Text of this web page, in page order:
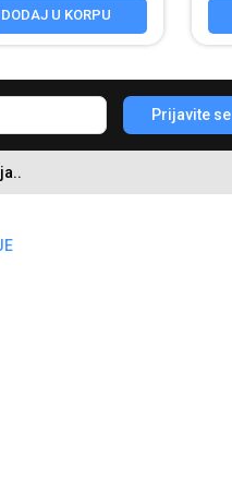
DODAJ U KORPU
Prijavite se